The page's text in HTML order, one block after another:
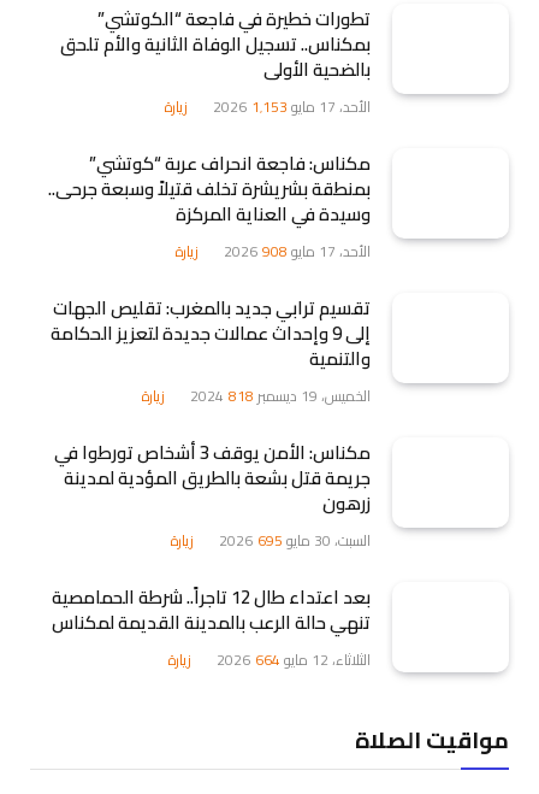
تطورات خطيرة في فاجعة “الكوتشي”
بمكناس.. تسجيل الوفاة الثانية والأم تلحق
بالضحية الأولى
الأحد، 17 مايو 2026 1٬153 زيارة
مكناس: فاجعة انحراف عربة “كوتشي”
بمنطقة بشريشرة تخلف قتيلاً وسبعة جرحى..
وسيدة في العناية المركزة
الأحد، 17 مايو 2026 908 زيارة
تقسيم ترابي جديد بالمغرب: تقليص الجهات
إلى 9 وإحداث عمالات جديدة لتعزيز الحكامة
والتنمية
الخميس، 19 ديسمبر 2024 818 زيارة
مكناس: الأمن يوقف 3 أشخاص تورطوا في
جريمة قتل بشعة بالطريق المؤدية لمدينة
زرهون
السبت، 30 مايو 2026 695 زيارة
بعد اعتداء طال 12 تاجراً.. شرطة الحمامصية
تنهي حالة الرعب بالمدينة القديمة لمكناس
الثلاثاء، 12 مايو 2026 664 زيارة
مواقيت الصلاة